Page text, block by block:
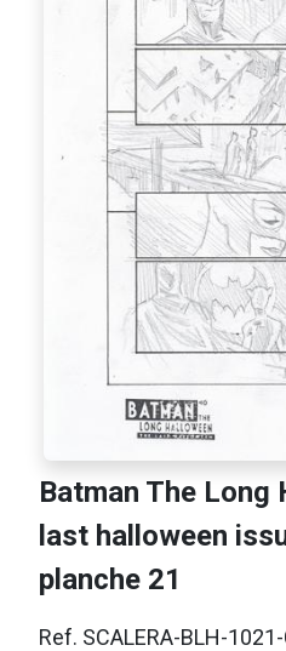
Batman The Long
last halloween
planche 21
Ref. SCALERA-BLH-